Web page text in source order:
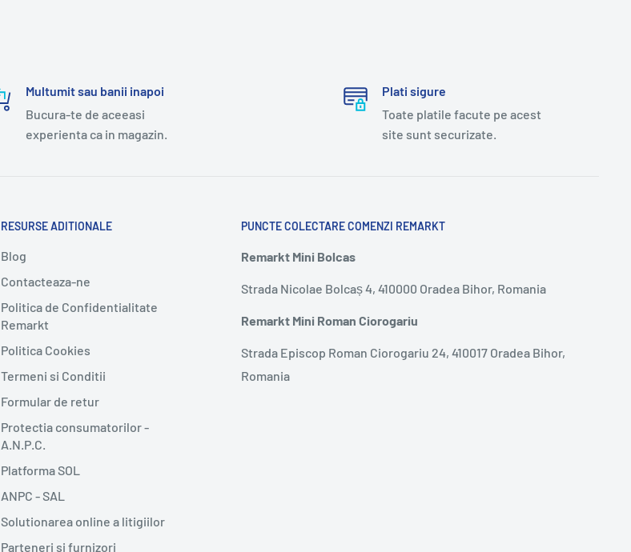
Multumit sau banii inapoi
Bucura-te de aceeasi
experienta ca in magazin.
Plati sigure
Toate platile facute pe acest
site sunt securizate.
RESURSE ADITIONALE
Blog
Contacteaza-ne
Politica de Confidentialitate
Remarkt
Politica Cookies
Termeni si Conditii
Formular de retur
Protectia consumatorilor -
A.N.P.C.
Platforma SOL
ANPC - SAL
Solutionarea online a litigiilor
Parteneri si furnizori
PUNCTE COLECTARE COMENZI REMARKT
Remarkt Mini Bolcas
Strada Nicolae Bolcaș 4, 410000 Oradea Bihor, Romania
Remarkt Mini Roman Ciorogariu
Strada Episcop Roman Ciorogariu 24, 410017 Oradea Bihor,
Romania